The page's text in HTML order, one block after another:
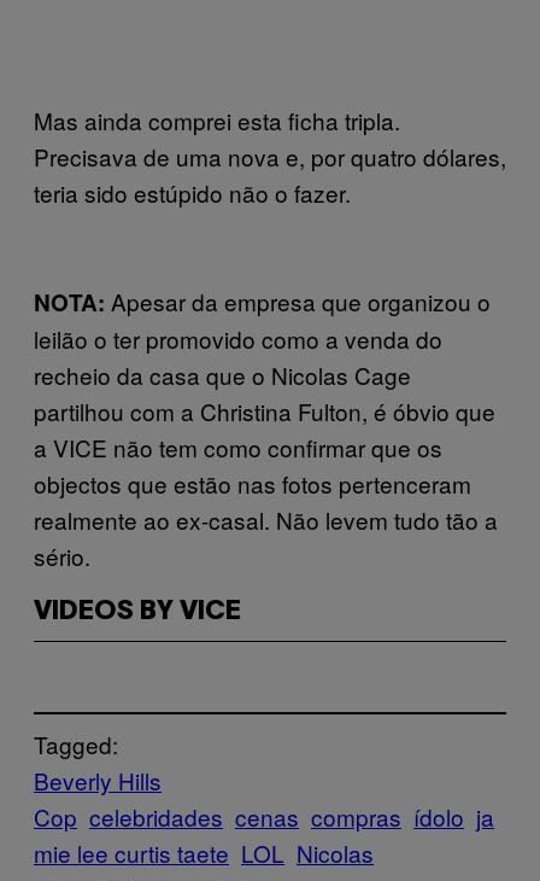
Mas ainda comprei esta ficha tripla.
Precisava de uma nova e, por quatro dólares,
teria sido estúpido não o fazer.
NOTA: Apesar da empresa que organizou o
leilão o ter promovido como a venda do
recheio da casa que o Nicolas Cage
partilhou com a Christina Fulton, é óbvio que
a VICE não tem como confirmar que os
objectos que estão nas fotos pertenceram
realmente ao ex-casal. Não levem tudo tão a
sério.
VIDEOS BY VICE
Tagged:
Beverly Hills
Cop celebridades cenas compras ídolo ja
mie lee curtis taete LOL Nicolas